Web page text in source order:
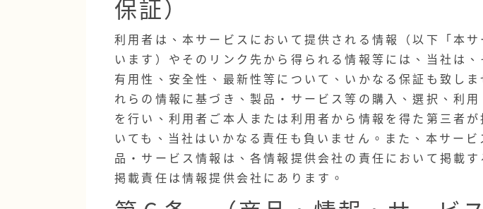
保証）
利用者は、本サービスにおいて提供される情報（以下「本
います）やそのリンク先から得られる情報等には、当社は、
有用性、安全性、最新性等について、いかなる保証も致しま
れらの情報に基づき、製品・サービス等の購入、選択、利
を行い、利用者ご本人または利用者から情報を得た第三者
いても、当社はいかなる責任も負いません。また、本サー
品・サービス情報は、各情報提供会社の責任において掲載
掲載責任は情報提供会社にあります。